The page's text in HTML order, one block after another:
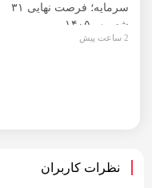
سرمایه؛ فرصت نهایی ۳۱
شهریور ۱۴۰۵
2 ساعت پیش
نظرات کاربران